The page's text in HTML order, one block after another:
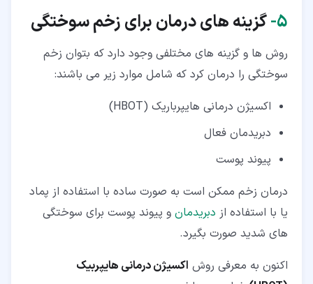
۵‏- گزینه های درمان برای زخم سوختگی
روش ها و گزینه های مختلفی وجود دارد که بتوان زخم
سوختگی را درمان کرد که شامل موارد زیر می باشند:
اکسیژن درمانی هایپرباریک (HBOT)
دبریدمان فعال
پیوند پوست
درمان زخم ممکن است به صورت ساده با استفاده از پماد
یا با استفاده از دبریدمان و پیوند پوست برای سوختگی
های شدید صورت بگیرد.
اکنون به معرفی روش اکسیژن درمانی هایپربیک